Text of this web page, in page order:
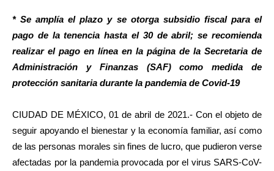
* Se amplía el plazo y se otorga subsidio fiscal para el
pago de la tenencia hasta el 30 de abril; se recomienda
realizar el pago en línea en la página de la Secretaria de
Administración y Finanzas (SAF) como medida de
protección sanitaria durante la pandemia de Covid-19
CIUDAD DE MÉXICO, 01 de abril de 2021.- Con el objeto de
seguir apoyando el bienestar y la economía familiar, así como
de las personas morales sin fines de lucro, que pudieron verse
afectadas por la pandemia provocada por el virus SARS-CoV-